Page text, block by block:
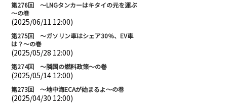
第276回 ～LNGタンカーはキタイの元を運ぶ
～の巻
(2025/06/11 12:00)
第275回 ～ガソリン車はシェア30％、EV車
は？～の巻
(2025/05/28 12:00)
第274回 ～隣国の燃料政策～の巻
(2025/05/14 12:00)
第273回 ～地中海ECAが始まるよ～の巻
(2025/04/30 12:00)